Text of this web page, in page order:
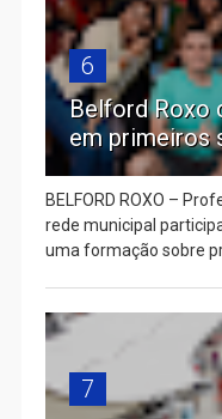
6
Belford Roxo
em primeiros
BELFORD ROXO –
rede municipal
uma formação sobre
7